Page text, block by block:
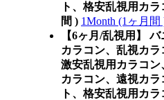
ト、格安乱視用カ
間 ) 1Month (1ヶ月間
【6ヶ月/乱視用】
カラコン、乱視カラ
激安乱視用カラコン
カラコン、遠視カ
ト、格安乱視用カ